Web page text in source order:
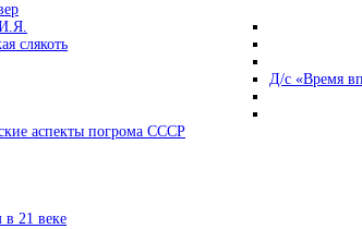
слякоть
Д/с «Время
аспекты погрома СССР
21 веке